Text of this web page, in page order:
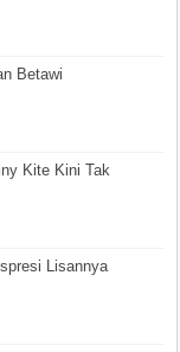
Betawi
Kite Kini Tak
Lisannya